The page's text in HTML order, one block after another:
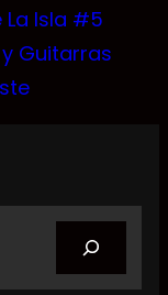
La Isla #5
Guitarras